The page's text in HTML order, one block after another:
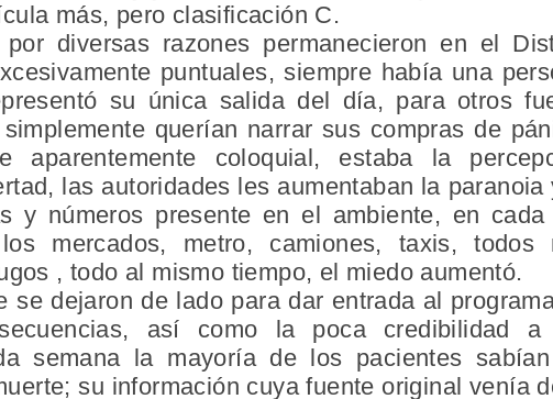
más, pero clasificación C.
diversas razones permanecieron en el
puntuales, siempre había una
su única salida del día, para otros
querían narrar sus compras de
coloquial, estaba la
las autoridades les aumentaban la paranoia
y números presente en el ambiente, en cada
mercados, metro, camiones, taxis, todos
, todo al mismo tiempo, el miedo aumentó.
se dejaron de lado para dar entrada al
así como la poca credibilidad a
semana la mayoría de los pacientes
su información cuya fuente original venía